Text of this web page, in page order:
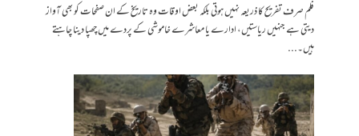
فلم صرف تفریح کا ذریعہ نہیں ہوتی بلکہ بعض اوقات وہ تاریخ کے ان صفحات کو بھی آواز
دیتی ہے جنہیں ریاستیں، ادارے یا معاشرے خاموشی کے پردے میں چھپا دینا چاہتے
ہیں۔...